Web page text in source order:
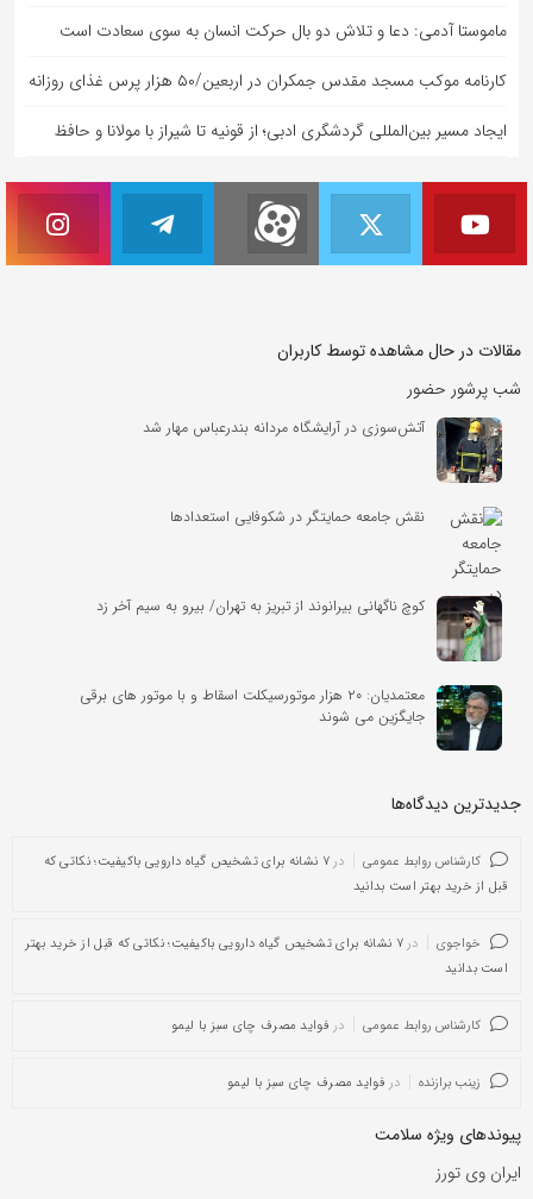
ماموستا آدمی: دعا و تلاش دو بال حرکت انسان به سوی سعادت است
کارنامه موکب مسجد مقدس جمکران در اربعین/۵۰ هزار پرس غذای روزانه
ایجاد مسیر بین‌المللی گردشگری ادبی؛ از قونیه تا شیراز با مولانا و حافظ
مقالات در حال مشاهده توسط کاربران
شب پرشور حضور
آتش‌سوزی در آرایشگاه مردانه بندرعباس مهار شد
نقش جامعه حمایتگر در شکوفایی استعدادها
کوچ ناگهانی بیرانوند از تبریز به تهران/ بیرو به سیم آخر زد
معتمدیان: ۲۰ هزار موتورسیکلت اسقاط و با موتور های برقی
جایگزین می شوند
جدیدترین دیدگاه‌‌ها
کارشناس روابط عمومی در
۷ نشانه برای تشخیص گیاه دارویی باکیفیت؛ نکاتی که
قبل از خرید بهتر است بدانید
خواجوی در
۷ نشانه برای تشخیص گیاه دارویی باکیفیت؛ نکاتی که قبل از خرید بهتر
است بدانید
کارشناس روابط عمومی در فواید مصرف چای سبز با لیمو
زینب برازنده در فواید مصرف چای سبز با لیمو
پیوندهای ویژه سلامت
ایران وی تورز